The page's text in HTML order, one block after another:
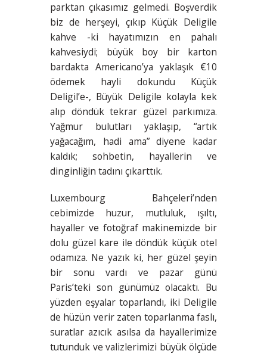
parktan çıkasımız gelmedi. Boşverdik
biz de herşeyi, çıkıp Küçük Deligile
kahve -ki hayatımızın en pahalı
kahvesiydi; büyük boy bir karton
bardakta Americano’ya yaklaşık €10
ödemek hayli dokundu Küçük
Deligil’e-, Büyük Deligile kolayla kek
alıp döndük tekrar güzel parkımıza.
Yağmur bulutları yaklaşıp, “artık
yağacağım, hadi ama” diyene kadar
kaldık; sohbetin, hayallerin ve
dinginliğin tadını çıkarttık.
Luxembourg Bahçeleri’nden
cebimizde huzur, mutluluk, ışıltı,
hayaller ve fotoğraf makinemizde bir
dolu güzel kare ile döndük küçük otel
odamıza. Ne yazık ki, her güzel şeyin
bir sonu vardı ve pazar günü
Paris’teki son günümüz olacaktı. Bu
yüzden eşyalar toparlandı, iki Deligile
de hüzün verir zaten toparlanma faslı,
suratlar azıcık asılsa da hayallerimize
tutunduk ve valizlerimizi büyük ölçüde